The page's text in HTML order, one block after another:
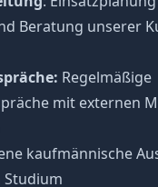
Beratung unserer
Regelmäßige
mit externen
kaufmännische